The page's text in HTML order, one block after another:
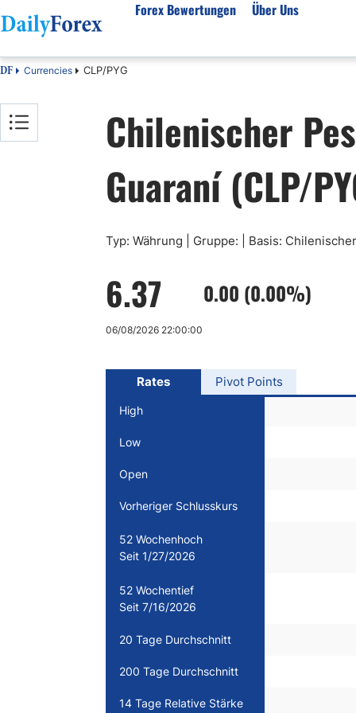
Forex Bewertungen
FX Broker Bewertungen
Automatischer Forex Handel
Mehr unter Rezensionen
Vollständige Brokerliste
Über Uns
Über uns
Redaktionelle Richtlinien
Unsere Methodik
Warum uns vertrauen?
DF Currencies CLP/PYG
Chilenischer
Guaraní (CLP/
Typ: Währung | Gruppe: | Basis:
6.37 0.00 (0.00%)
06/08/2026 22:00:00
Rates
High
Low
Open
Vorheriger Schlusskurs
52 Wochenhoch
Seit 1/27/2026
52 Wochentief
Seit 7/16/2026
20 Tage Durchschnitt
200 Tage Durchschnitt
14 Tage Relative Stärke
Pivot Points